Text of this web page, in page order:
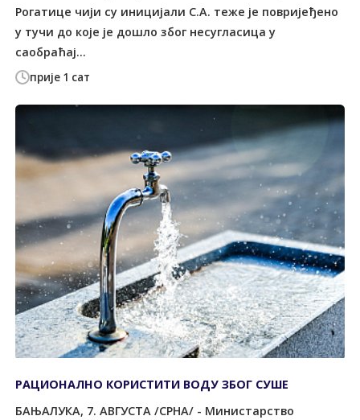
прије 1 сат
Рогатице чији су иницијали С.А. теже је повријеђено
у тучи до које је дошло због несугласица у
саобраћај...
РАЦИОНАЛНО КОРИСТИТИ ВОДУ ЗБОГ СУШЕ
БАЊАЛУКА, 7. АВГУСТА /СРНА/ - Министарство